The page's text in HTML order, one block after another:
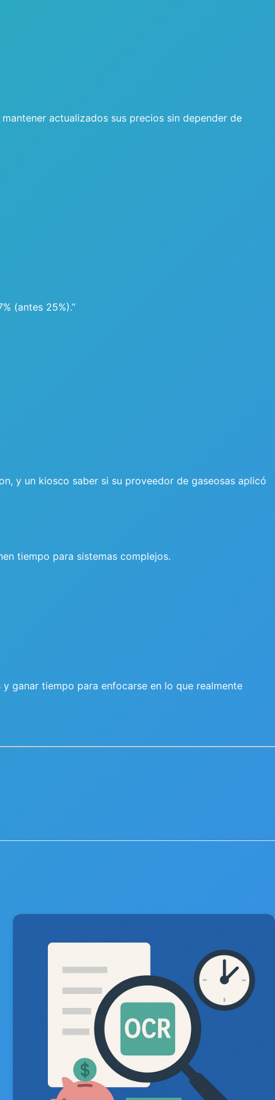
actualizados sus precios sin depender de
(antes 25%).”
y un kiosco saber si su proveedor de gaseosas aplicó
tiempo para sistemas complejos.
ganar tiempo para enfocarse en lo que realmente